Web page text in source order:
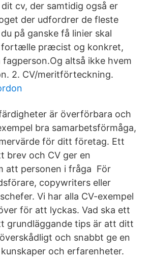
cv, der samtidig også er
der udfordrer de fleste
på ganske få linier skal
fortælle præcist og konkret,
fagperson.Og altså ikke hvem
2. CV/meritförteckning.
är överförbara och
bra samarbetsförmåga,
för ditt företag. Ett
brev och CV ger en
att personen i fråga För
copywriters eller
Vi har alla CV-exempel
för att lyckas. Vad ska ett
grundläggande tips är att ditt
och snabbt ge en
och erfarenheter.